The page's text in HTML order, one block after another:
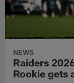
NEWS
Raiders
Rookie gets